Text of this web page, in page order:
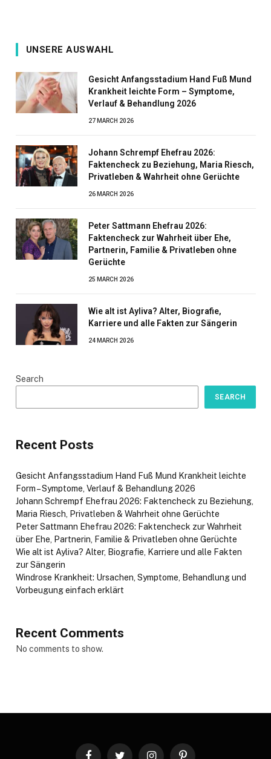
UNSERE AUSWAHL
Gesicht Anfangsstadium Hand Fuß Mund
Krankheit leichte Form – Symptome,
Verlauf & Behandlung 2026
27 MARCH 2026
Johann Schrempf Ehefrau 2026:
Faktencheck zu Beziehung, Maria Riesch,
Privatleben & Wahrheit ohne Gerüchte
26 MARCH 2026
Peter Sattmann Ehefrau 2026:
Faktencheck zur Wahrheit über Ehe,
Partnerin, Familie & Privatleben ohne
Gerüchte
25 MARCH 2026
Wie alt ist Ayliva? Alter, Biografie,
Karriere und alle Fakten zur Sängerin
24 MARCH 2026
Search
SEARCH
Recent Posts
Gesicht Anfangsstadium Hand Fuß Mund Krankheit leichte
Form – Symptome, Verlauf & Behandlung 2026
Johann Schrempf Ehefrau 2026: Faktencheck zu Beziehung,
Maria Riesch, Privatleben & Wahrheit ohne Gerüchte
Peter Sattmann Ehefrau 2026: Faktencheck zur Wahrheit
über Ehe, Partnerin, Familie & Privatleben ohne Gerüchte
Wie alt ist Ayliva? Alter, Biografie, Karriere und alle Fakten
zur Sängerin
Windrose Krankheit: Ursachen, Symptome, Behandlung und
Vorbeugung einfach erklärt
Recent Comments
No comments to show.